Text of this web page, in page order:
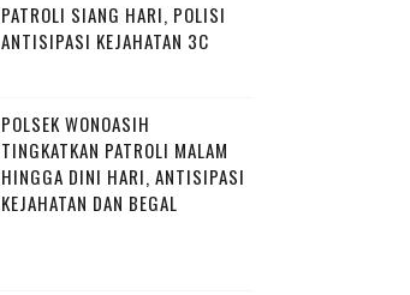
PATROLI SIANG HARI, POLISI
ANTISIPASI KEJAHATAN 3C
POLSEK WONOASIH
TINGKATKAN PATROLI MALAM
HINGGA DINI HARI, ANTISIPASI
KEJAHATAN DAN BEGAL